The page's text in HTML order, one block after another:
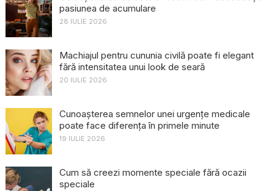
pasiunea de acumulare
28 IULIE 2026
Machiajul pentru cununia civilă poate fi elegant
fără intensitatea unui look de seară
20 IULIE 2026
Cunoașterea semnelor unei urgențe medicale
poate face diferența în primele minute
19 IULIE 2026
Cum să creezi momente speciale fără ocazii
speciale